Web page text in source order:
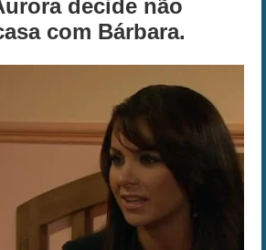
decide não
com Bárbara.